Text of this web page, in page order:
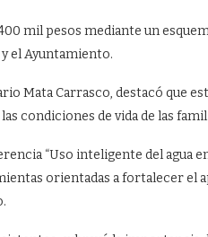
mil pesos mediante un
el Ayuntamiento.
Mata Carrasco, destacó
condiciones de vida de las
“Uso inteligente del agua
orientadas a fortalecer el